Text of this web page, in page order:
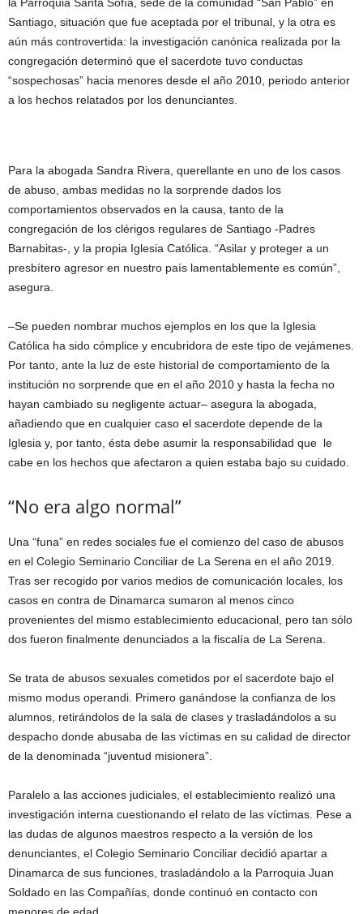
Santiago, situación que fue aceptada por el tribunal, y la otra es
aún más controvertida: la investigación canónica realizada por la
congregación determinó que el sacerdote tuvo conductas
“sospechosas” hacia menores desde el año 2010, periodo anterior
a los hechos relatados por los denunciantes.
Para la abogada Sandra Rivera, querellante en uno de los casos
de abuso, ambas medidas no la sorprende dados los
comportamientos observados en la causa, tanto de la
congregación de los clérigos regulares de Santiago -Padres
Barnabitas-, y la propia Iglesia Católica. “Asilar y proteger a un
presbítero agresor en nuestro país lamentablemente es común”,
asegura.
–Se pueden nombrar muchos ejemplos en los que la Iglesia
Católica ha sido cómplice y encubridora de este tipo de vejámenes.
Por tanto, ante la luz de este historial de comportamiento de la
institución no sorprende que en el año 2010 y hasta la fecha no
hayan cambiado su negligente actuar– asegura la abogada,
añadiendo que en cualquier caso el sacerdote depende de la
Iglesia y, por tanto, ésta debe asumir la responsabilidad que le
cabe en los hechos que afectaron a quien estaba bajo su cuidado.
“No era algo normal”
Una “funa” en redes sociales fue el comienzo del caso de abusos
en el Colegio Seminario Conciliar de La Serena en el año 2019.
Tras ser recogido por varios medios de comunicación locales, los
casos en contra de Dinamarca sumaron al menos cinco
provenientes del mismo establecimiento educacional, pero tan sólo
dos fueron finalmente denunciados a la fiscalía de La Serena.
Se trata de abusos sexuales cometidos por el sacerdote bajo el
mismo modus operandi. Primero ganándose la confianza de los
alumnos, retirándolos de la sala de clases y trasladándolos a su
despacho donde abusaba de las víctimas en su calidad de director
de la denominada “juventud misionera”.
Paralelo a las acciones judiciales, el establecimiento realizó una
investigación interna cuestionando el relato de las víctimas. Pese a
las dudas de algunos maestros respecto a la versión de los
denunciantes, el Colegio Seminario Conciliar decidió apartar a
Dinamarca de sus funciones, trasladándolo a la Parroquia Juan
Soldado en las Compañías, donde continuó en contacto con